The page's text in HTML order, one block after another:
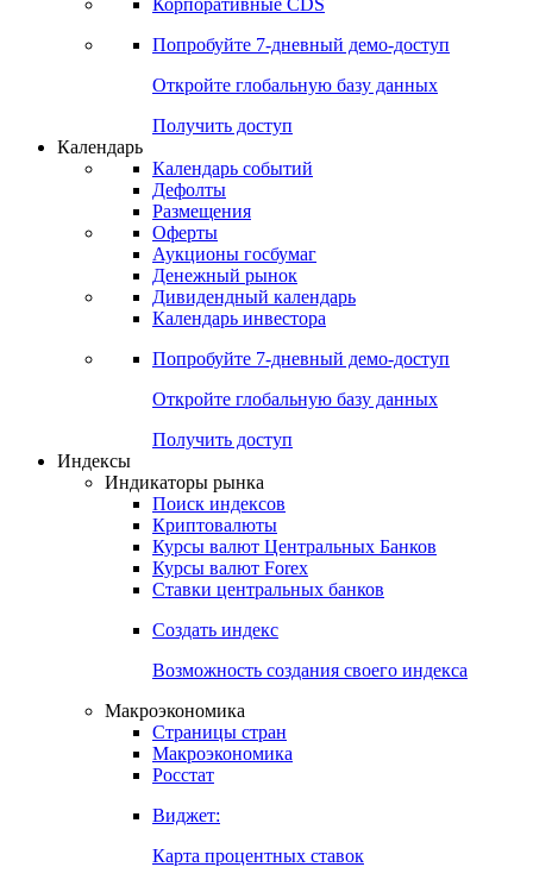
Попробуйте 7-дневный демо-доступ
Откройте глобальную базу данных
Получить доступ
Календарь
Календарь событий
Дефолты
Размещения
Оферты
Аукционы госбумаг
Денежный рынок
Дивидендный календарь
Календарь инвестора
Попробуйте 7-дневный демо-доступ
Откройте глобальную базу данных
Получить доступ
Индексы
Индикаторы рынка
Поиск индексов
Криптовалюты
Курсы валют Центральных Банков
Курсы валют Forex
Ставки центральных банков
Создать индекс
Возможность создания своего индекса
Макроэкономика
Страницы стран
Макроэкономика
Росстат
Виджет:
Карта процентных ставок